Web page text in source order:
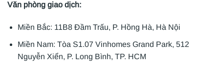
Văn phòng giao dịch:
Miền Bắc: 11B8 Đầm Trấu, P. Hồng Hà, Hà Nội
Miền Nam: Tòa S1.07 Vinhomes Grand Park, 512
Nguyễn Xiển, P. Long Bình, TP. HCM